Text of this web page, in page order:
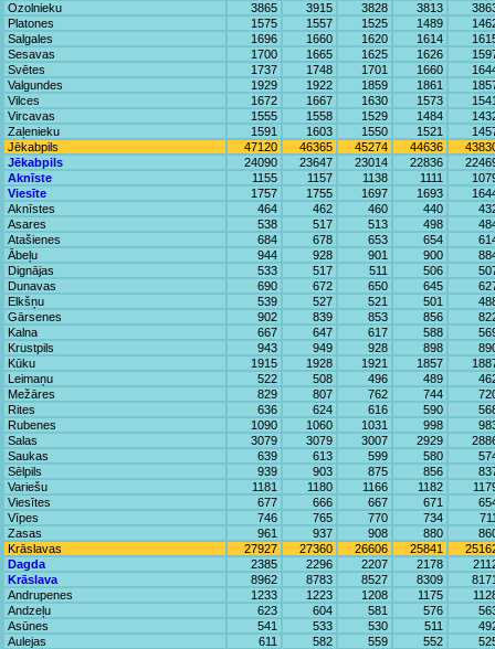
Ozolnieku
3865 3915 3828 3813
Platones
1575 1557 1525 1489
Salgales
1696 1660 1620 1614
Sesavas
1700 1665 1625 1626
Svētes
1737 1748 1701 1660
Valgundes
1929 1922 1859 1861
Vilces
1672 1667 1630 1573
Vircavas
1555 1558 1529 1484
Zaļenieku
1591 1603 1550 1521
Jēkabpils
47120 46365 45274 44636
Jēkabpils
24090 23647 23014 22836
Aknīste
1155 1157 1138 1111
Viesīte
1757 1755 1697 1693
Aknīstes
464 462 460 440
Asares
538 517 513 498
Atašienes
684 678 653 654
Ābeļu
944 928 901 900
Dignājas
533 517 511 506
Dunavas
690 672 650 645
Elkšņu
539 527 521 501
Gārsenes
902 839 853 856
Kalna
667 647 617 588
Krustpils
943 949 928 898
Kūku
1915 1928 1921 1857
Leimaņu
522 508 496 489
Mežāres
829 807 762 744
Rites
636 624 616 590
Rubenes
1090 1060 1031 998
Salas
3079 3079 3007 2929
Saukas
639 613 599 580
Sēlpils
939 903 875 856
Variešu
1181 1180 1166 1182
Viesītes
677 666 667 671
Vīpes
746 765 770 734
Zasas
961 937 908 880
Krāslavas
27927 27360 26606 25841
Dagda
2385 2296 2207 2178
Krāslava
8962 8783 8527 8309
Andrupenes
1233 1223 1208 1175
Andzeļu
623 604 581 576
Asūnes
541 533 530 511
Aulejas
611 582 559 552